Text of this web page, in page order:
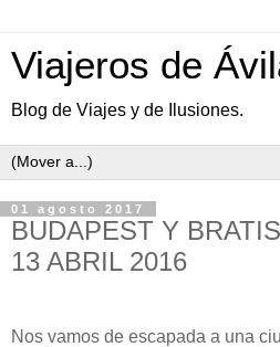
Viajeros de
Blog de Viajes y de Ilusiones.
01 agosto 2017
BUDAPEST Y
13 ABRIL 2016
Nos vamos de escapada a una